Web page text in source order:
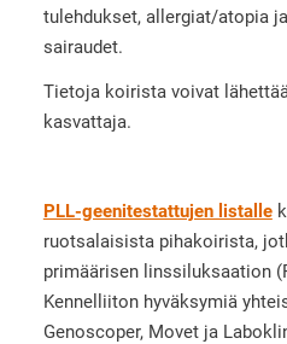
tulehdukset, allergiat/atopia
sairaudet.
Tietoja koirista voivat
kasvattaja.
PLL-geenitestattujen listalle
ruotsalaisista pihakoirista,
primäärisen linssiluksaation
Kennelliiton hyväksymiä
Genoscoper, Movet ja